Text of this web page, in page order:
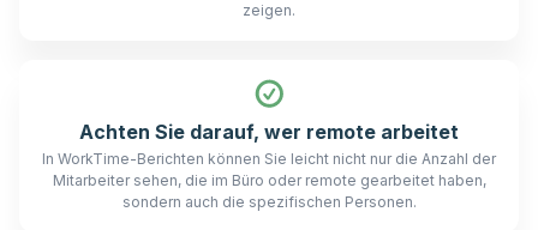
zeigen.
Achten Sie darauf, wer remote arbeitet
In WorkTime-Berichten können Sie leicht nicht nur die Anzahl der
Mitarbeiter sehen, die im Büro oder remote gearbeitet haben,
sondern auch die spezifischen Personen.